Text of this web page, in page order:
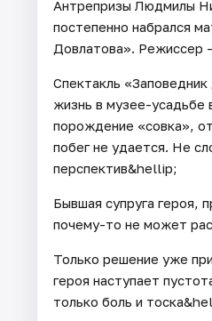
Антрепризы Людмилы
постепенно набрался
Довлатова». Режиссер
Спектакль
жизнь в музее-усадьбе
порождение «совка»,
побег не удается. Не
перспектив&hellip;
Бывшая супруга героя,
почему-то не может
Только решение уже
героя наступает
только боль и